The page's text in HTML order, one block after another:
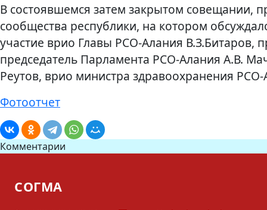
В состоявшемся затем закрытом совещании,
сообщества республики, на котором
участие врио Главы РСО-Алания В.З.Битаров,
председатель Парламента РСО-Алания А.В.
Реутов, врио министра здравоохранения
Фотоотчет
Комментарии
СОГМА